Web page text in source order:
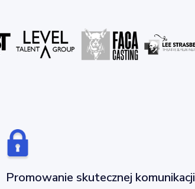
Promowanie skutecznej komunikacji